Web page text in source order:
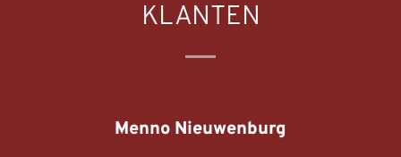
KLANTEN
Gerco